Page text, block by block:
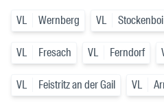
VL Wernberg VL Stockenboi
VL Fresach VL Ferndorf
VL Feistritz an der Gail VL